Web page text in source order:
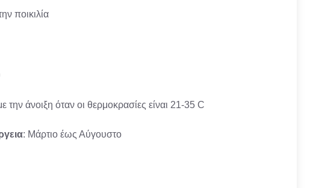
ποικιλία
άνοιξη όταν οι θερμοκρασίες είναι 21-35 C
: Μάρτιο έως Αύγουστο